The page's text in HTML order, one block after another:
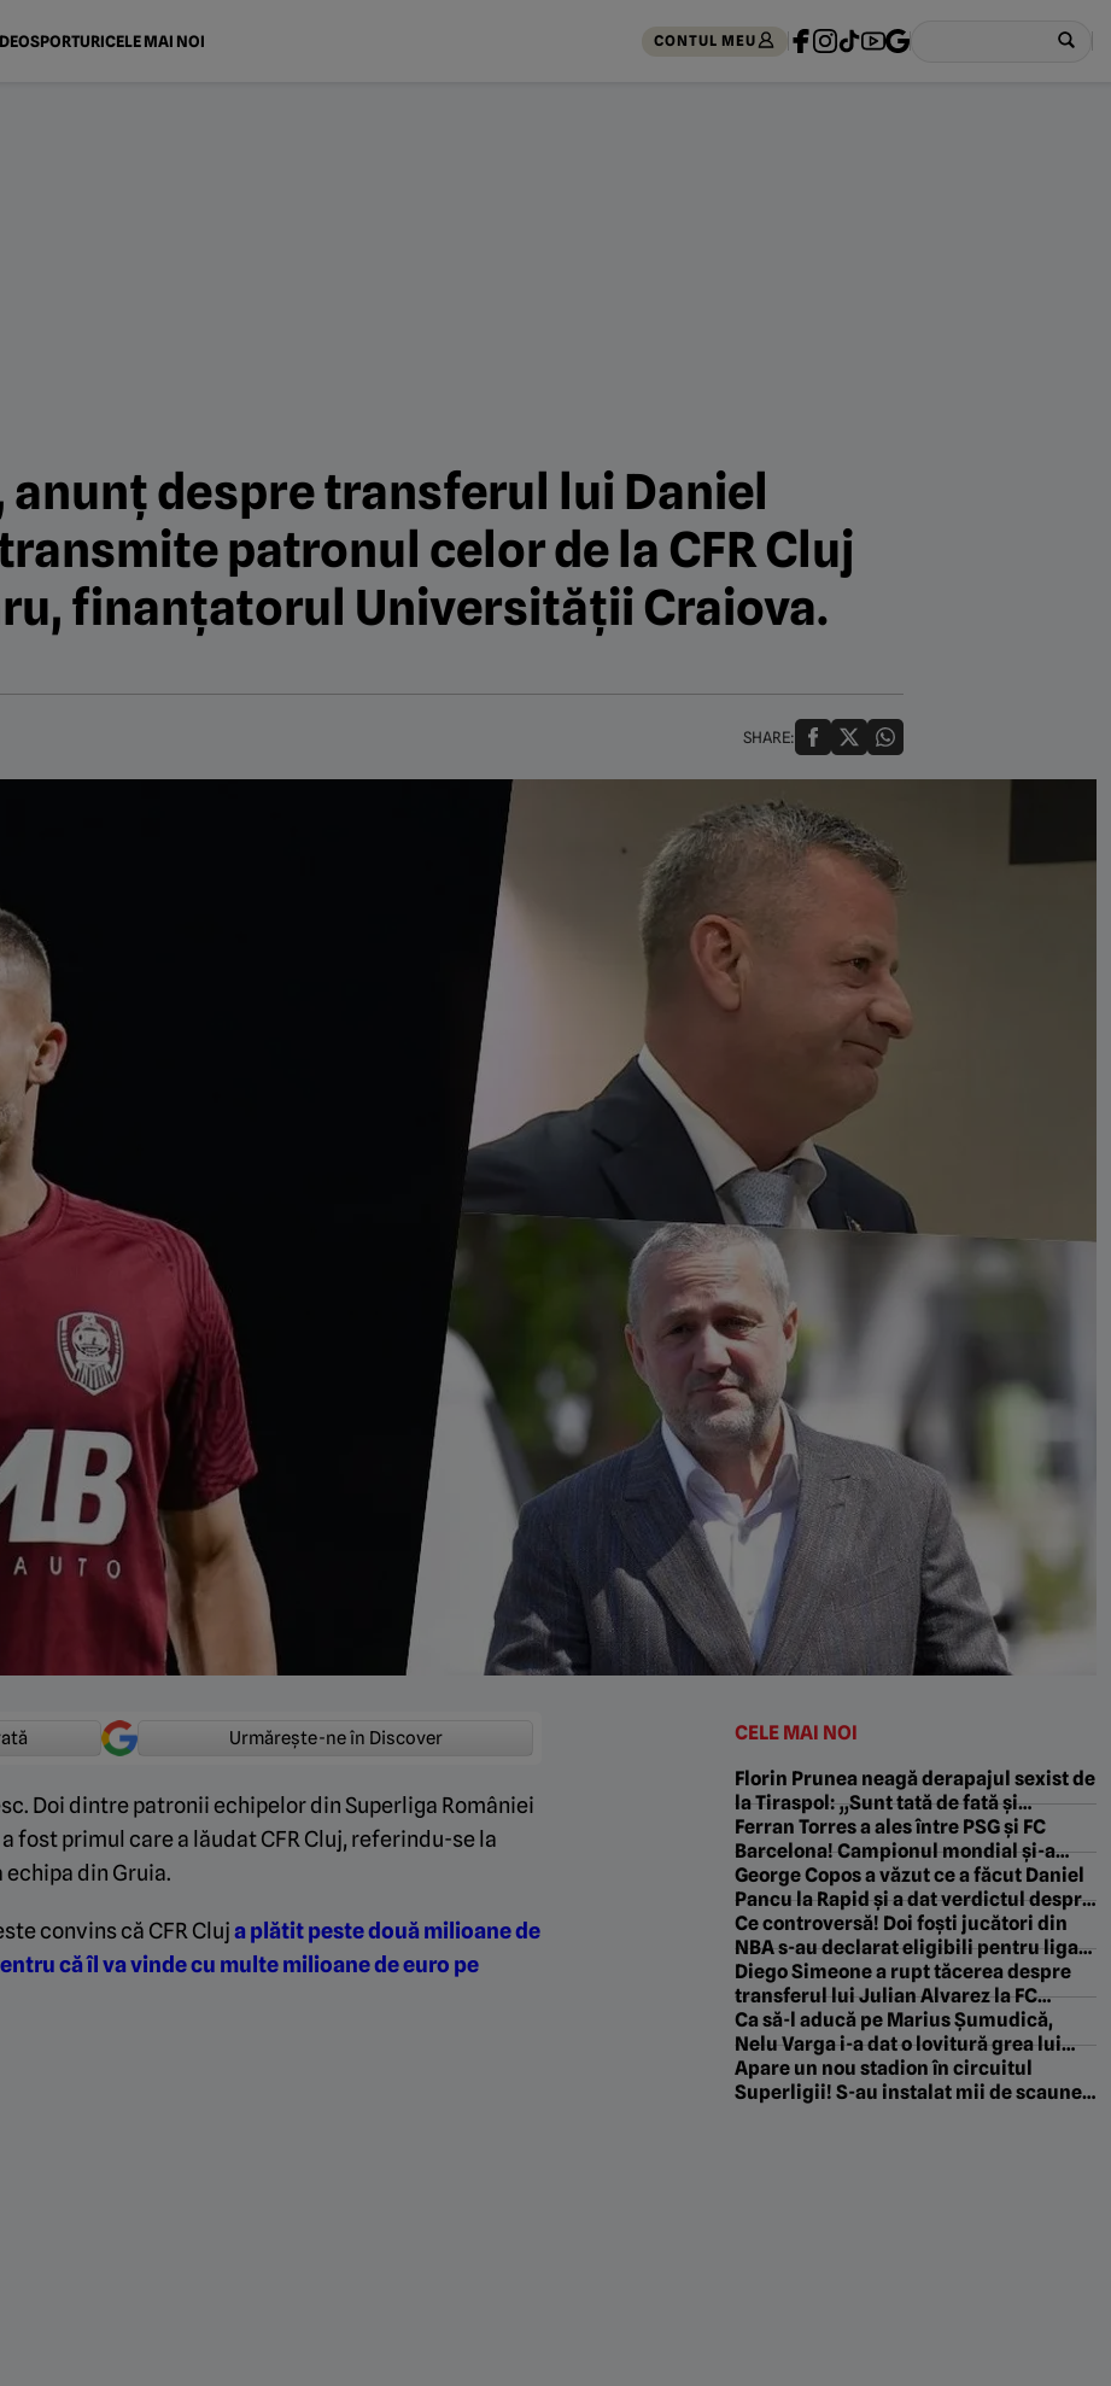
SPORTURICELE MAI NOI CONTUL MEU
anunț despre transferul lui Daniel
patronul celor de la CFR Cluj
finanțatorul Universității Craiova.
SHARE:
Urmărește-ne în Discover
Doi dintre patronii echipelor din Superliga României
fost primul care a lăudat CFR Cluj, referindu-se la
din Gruia.
convins că CFR Cluja plătit peste două milioane de
că îl va vinde cu multe milioane de euro pe
CELE MAI NOI
Florin Prunea neagă derapajul sexist de
la Tiraspol: „Sunt tată de fată și…
Ferran Torres a ales între PSG și FC
Barcelona! Campionul mondial și-a
anunțat decizia
George Copos a văzut ce a făcut Daniel
Pancu la Rapid și a dat verdictul despre
el: „Atât!”
Ce controversă! Doi foști jucători din
NBA s-au declarat eligibili pentru liga
feminină americană WNBA
Diego Simeone a rupt tăcerea despre
transferul lui Julian Alvarez la FC
Barcelona: „A spus-o clar!”
Ca să-l aducă pe Marius Șumudică,
Nelu Varga i-a dat o lovitură grea lui
Daniel Pancu! A plătit totul pentru
fotbalist
Apare un nou stadion în circuitul
Superligii! S-au instalat mii de scaune,